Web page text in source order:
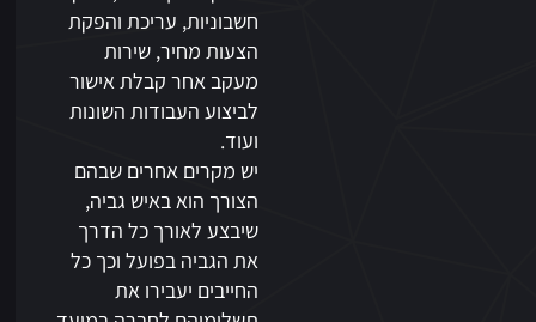
חשבוניות, עריכת והפקת
הצעות מחיר, שירות
מעקב אחר קבלת אישור
לביצוע העבודות השונות
ועוד.
יש מקרים אחרים שבהם
הצורך הוא באיש גביה,
שיבצע לאורך כל הדרך
את הגביה בפועל וכך כל
החייבים יעבירו את